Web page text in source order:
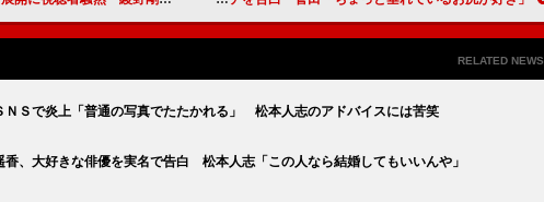
RELATED NEWS
ＮＳで炎上「普通の写真でたたかれる」 松本人志のアドバイスには苦笑
香、大好きな俳優を実名で告白 松本人志「この人なら結婚してもいいんや」